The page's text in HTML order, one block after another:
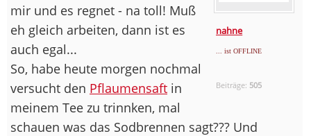
nahne
... ist OFFLINE
Beiträge: 505
mir und es regnet - na toll! Muß
eh gleich arbeiten, dann ist es
auch egal...
So, habe heute morgen nochmal
versucht den Pflaumensaft in
meinem Tee zu trinnken, mal
schauen was das Sodbrennen sagt??? Und